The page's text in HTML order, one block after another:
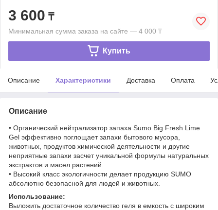
3 600 ₸
Минимальная сумма заказа на сайте — 4 000 ₸
Купить
Описание Характеристики Доставка Оплата
Описание
• Органический нейтрализатор запаха Sumo Big Fresh Lime
Gel эффективно поглощает запахи бытового мусора,
животных, продуктов химической деятельности и другие
неприятные запахи засчет уникальной формулы натуральных
экстрактов и масел растений.
• Высокий класс экологичности делает продукцию SUMO
абсолютно безопасной для людей и животных.
Использование:
Выложить достаточное количество геля в емкость с широким